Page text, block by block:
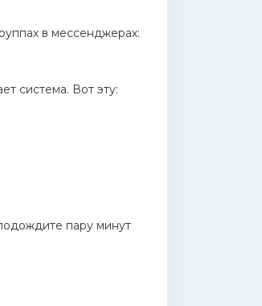
в мессенджерах:
система. Вот эту:
пару минут